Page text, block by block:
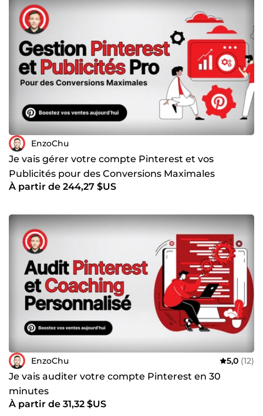
EnzoChu
Je vais gérer votre compte Pinterest et vos
Publicités pour des Conversions Maximales
À partir de 244,27 $US
EnzoChu 5,0 (12)
Je vais auditer votre compte Pinterest en 30
minutes
À partir de 31,32 $US